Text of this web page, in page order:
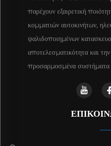
παρέχουν εξαιρετική
κομματιών αυτοκινήτων,
ψαλιδοποιημένων
αποτελεσματικότητα και
προσαρμοσμένα συστήματα